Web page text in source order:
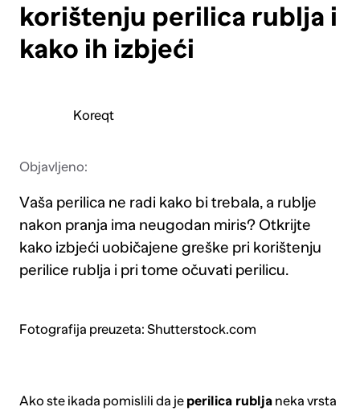
korištenju perilica rublja i
kako ih izbjeći
Koreqt
Objavljeno:
Vaša perilica ne radi kako bi trebala, a rublje
nakon pranja ima neugodan miris? Otkrijte
kako izbjeći uobičajene greške pri korištenju
perilice rublja i pri tome očuvati perilicu.
Fotografija preuzeta: Shutterstock.com
Ako ste ikada pomislili da je perilica rubljaneka vrsta